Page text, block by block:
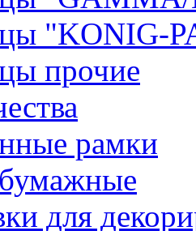
"KONIG-
прочие
рамки
для